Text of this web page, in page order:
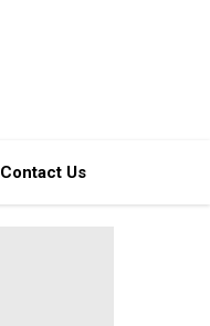
Contact Us